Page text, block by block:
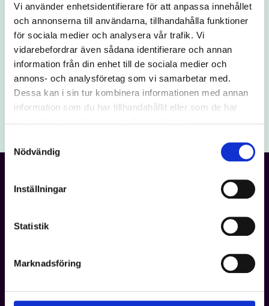
Vi använder enhetsidentifierare för att anpassa innehållet
och annonserna till användarna, tillhandahålla funktioner
för sociala medier och analysera vår trafik. Vi
vidarebefordrar även sådana identifierare och annan
information från din enhet till de sociala medier och
annons- och analysföretag som vi samarbetar med.
Dessa kan i sin tur kombinera informationen med annan
information som du har tillhandahållit eller som de har
Nödvändig
Inställningar
Statistik
Marknadsföring
Vi slösar ingen tid
Boka en tid i kalendern som passar dig.
Boka 30 min
Vi arbetar med datadriven annonsering och AI-drivna
processer för att skapa mätbara resultat och långsiktig
utvecklar vi strategier som driver affärer och stärker